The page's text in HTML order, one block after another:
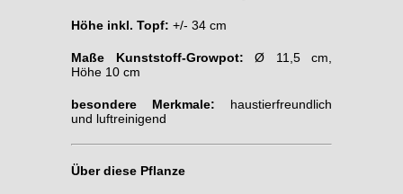
Höhe inkl. Topf: +/- 34 cm
Maße Kunststoff-Growpot: Ø 11,5 cm,
Höhe 10 cm
besondere Merkmale: haustierfreundlich
und luftreinigend
Über diese Pflanze